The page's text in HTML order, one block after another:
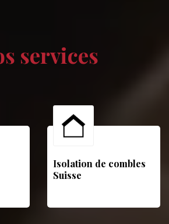
services
Isolation de combles
Suisse